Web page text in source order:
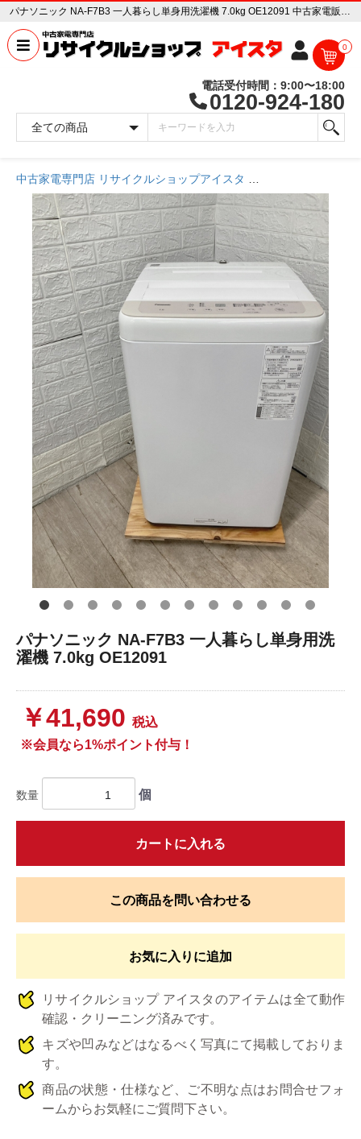
パナソニック NA-F7B3 一人暮らし単身用洗濯機 7.0kg OE12091 中古家電販売専門店 リサイクルショップ アイスタ
0
電話受付時間：9:00〜18:00
0120-924-180
中古家電専門店 リサイクルショップアイスタ
パナソニック NA-F7B3 一人暮らし単身用洗
濯機 7.0kg OE12091
￥41,690 税込
※会員なら1%ポイント付与！
数量 個
カートに入れる
この商品を問い合わせる
お気に入りに追加
リサイクルショップ アイスタのアイテムは全て動作
確認・クリーニング済みです。
キズや凹みなどはなるべく写真にて掲載しておりま
す。
商品の状態・仕様など、ご不明な点はお問合せフォ
ームからお気軽にご質問下さい。